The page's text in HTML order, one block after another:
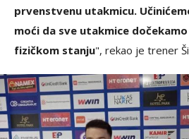
prvenstvenu utakmicu.
moći da sve utakmice
fizičkom stanju", rekao je trener